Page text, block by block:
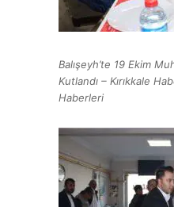
Balışeyh’te 19 Ekim
Kutlandı – Kırıkkale
Haberleri